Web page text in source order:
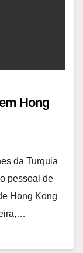
Hong
da Turquia
pessoal de
Hong Kong